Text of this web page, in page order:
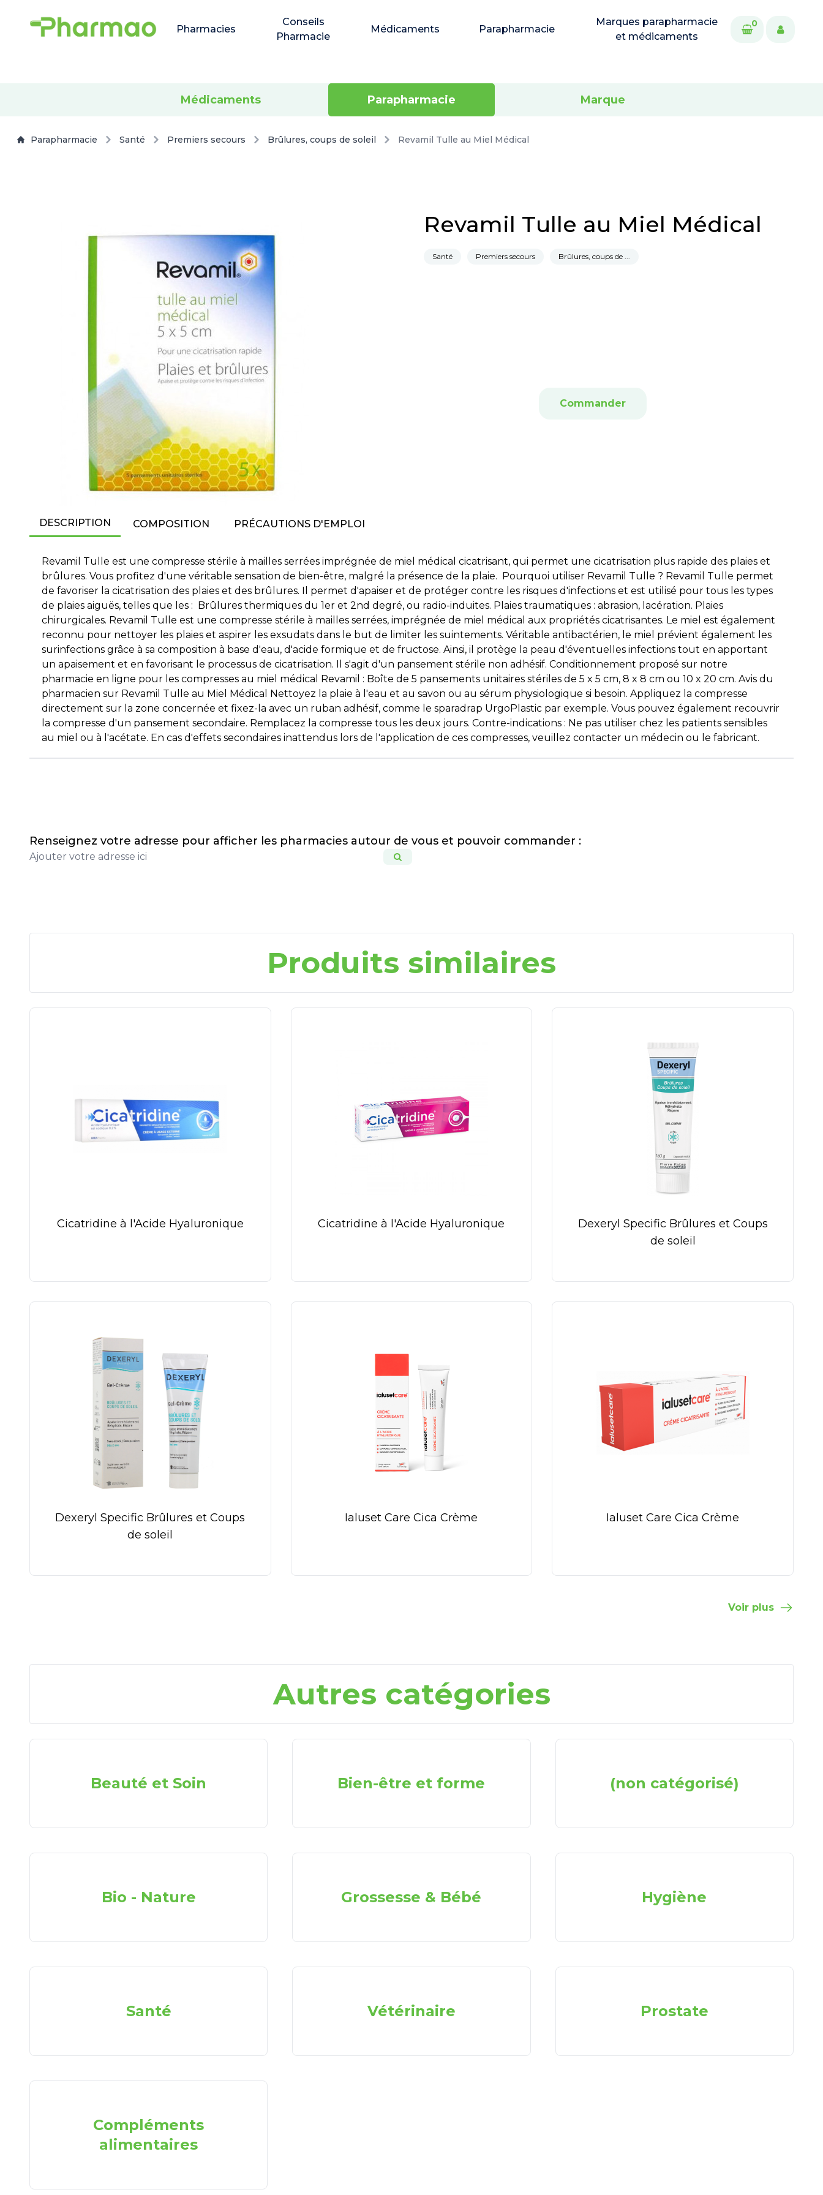
Pharmacies
Conseils
Pharmacie
Médicaments Parapharmacie
Marques parapharmacie
et médicaments
0
Médicaments Parapharmacie Marque
Parapharmacie Santé Premiers secours Brûlures, coups de soleil Revamil Tulle au Miel Médical
Revamil Tulle au Miel Médical
Santé Premiers secours Brûlures, coups de ...
Commander
DESCRIPTION COMPOSITION PRÉCAUTIONS D'EMPLOI
Revamil Tulle est une compresse stérile à mailles serrées imprégnée de miel médical cicatrisant, qui permet une cicatrisation plus rapide des plaies et
brûlures. Vous profitez d'une véritable sensation de bien-être, malgré la présence de la plaie. Pourquoi utiliser Revamil Tulle ? Revamil Tulle permet
de favoriser la cicatrisation des plaies et des brûlures. Il permet d'apaiser et de protéger contre les risques d'infections et est utilisé pour tous les types
de plaies aiguës, telles que les : Brûlures thermiques du 1er et 2nd degré, ou radio-induites. Plaies traumatiques : abrasion, lacération. Plaies
chirurgicales. Revamil Tulle est une compresse stérile à mailles serrées, imprégnée de miel médical aux propriétés cicatrisantes. Le miel est également
reconnu pour nettoyer les plaies et aspirer les exsudats dans le but de limiter les suintements. Véritable antibactérien, le miel prévient également les
surinfections grâce à sa composition à base d'eau, d'acide formique et de fructose. Ainsi, il protège la peau d'éventuelles infections tout en apportant
un apaisement et en favorisant le processus de cicatrisation. Il s'agit d'un pansement stérile non adhésif. Conditionnement proposé sur notre
pharmacie en ligne pour les compresses au miel médical Revamil : Boîte de 5 pansements unitaires stériles de 5 x 5 cm, 8 x 8 cm ou 10 x 20 cm. Avis du
pharmacien sur Revamil Tulle au Miel Médical Nettoyez la plaie à l'eau et au savon ou au sérum physiologique si besoin. Appliquez la compresse
directement sur la zone concernée et fixez-la avec un ruban adhésif, comme le sparadrap UrgoPlastic par exemple. Vous pouvez également recouvrir
la compresse d'un pansement secondaire. Remplacez la compresse tous les deux jours. Contre-indications : Ne pas utiliser chez les patients sensibles
au miel ou à l'acétate. En cas d'effets secondaires inattendus lors de l'application de ces compresses, veuillez contacter un médecin ou le fabricant.
Renseignez votre adresse pour afficher les pharmacies autour de vous et pouvoir commander :
Produits similaires
Cicatridine à l'Acide Hyaluronique Cicatridine à l'Acide Hyaluronique
Dexeryl Specific Brûlures et Coups
de soleil
Dexeryl Specific Brûlures et Coups
de soleil
Ialuset Care Cica Crème Ialuset Care Cica Crème
Voir plus
Autres catégories
Beauté et Soin Bien-être et forme (non catégorisé)
Bio - Nature Grossesse & Bébé Hygiène
Santé Vétérinaire Prostate
Compléments
alimentaires